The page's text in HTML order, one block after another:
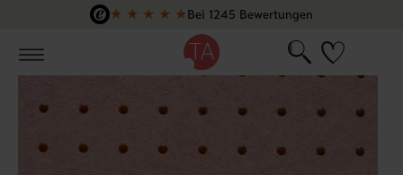
Zum Hauptinhalt springen
★ ★ ★ ★ ★Bei 1245 Bewertungen